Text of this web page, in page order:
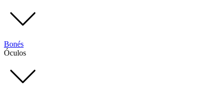
Bonés
Óculos